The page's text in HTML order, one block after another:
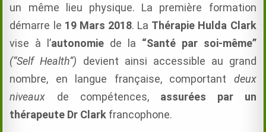
un même lieu physique. La première formation
démarre le 19 Mars 2018. La Thérapie Hulda Clark
vise à l’autonomie de la “Santé par soi-même”
(“Self Health”) devient ainsi accessible au grand
nombre, en langue française, comportant deux
niveaux de compétences,assurées par un
thérapeute Dr Clark francophone.